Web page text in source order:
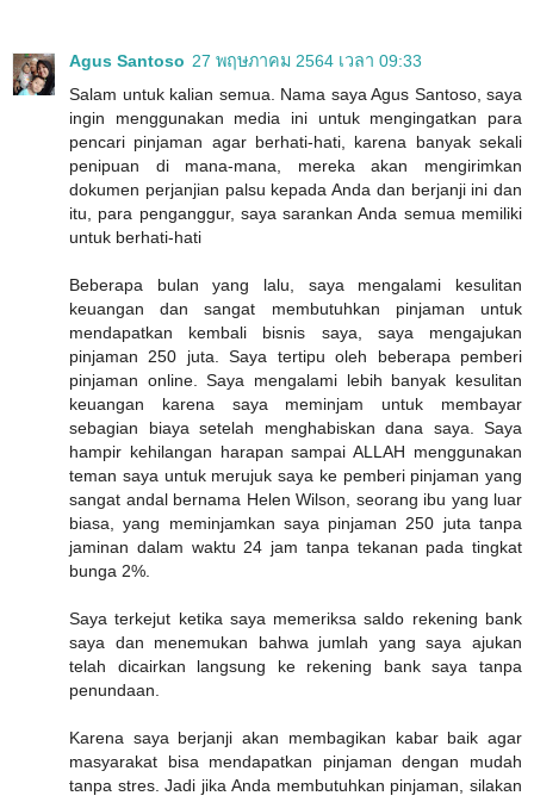
Agus Santoso 27 พฤษภาคม 2564 เวลา 09:33
Salam untuk kalian semua. Nama saya Agus Santoso, saya
ingin menggunakan media ini untuk mengingatkan para
pencari pinjaman agar berhati-hati, karena banyak sekali
penipuan di mana-mana, mereka akan mengirimkan
dokumen perjanjian palsu kepada Anda dan berjanji ini dan
itu, para penganggur, saya sarankan Anda semua memiliki
untuk berhati-hati
Beberapa bulan yang lalu, saya mengalami kesulitan
keuangan dan sangat membutuhkan pinjaman untuk
mendapatkan kembali bisnis saya, saya mengajukan
pinjaman 250 juta. Saya tertipu oleh beberapa pemberi
pinjaman online. Saya mengalami lebih banyak kesulitan
keuangan karena saya meminjam untuk membayar
sebagian biaya setelah menghabiskan dana saya. Saya
hampir kehilangan harapan sampai ALLAH menggunakan
teman saya untuk merujuk saya ke pemberi pinjaman yang
sangat andal bernama Helen Wilson, seorang ibu yang luar
biasa, yang meminjamkan saya pinjaman 250 juta tanpa
jaminan dalam waktu 24 jam tanpa tekanan pada tingkat
bunga 2%.
Saya terkejut ketika saya memeriksa saldo rekening bank
saya dan menemukan bahwa jumlah yang saya ajukan
telah dicairkan langsung ke rekening bank saya tanpa
penundaan.
Karena saya berjanji akan membagikan kabar baik agar
masyarakat bisa mendapatkan pinjaman dengan mudah
tanpa stres. Jadi jika Anda membutuhkan pinjaman, silakan